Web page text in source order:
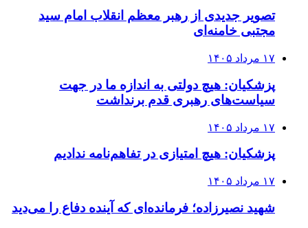
تصویر جدیدی از رهبر معظم انقلاب امام سید
مجتبی خامنه‌ای
۱۷ مرداد ۱۴۰۵
پزشکیان: هیچ دولتی به اندازه ما در جهت
سیاست‌های رهبری قدم برنداشت
۱۷ مرداد ۱۴۰۵
پزشکیان: هیچ امتیازی در تفاهم‌نامه ندادیم
۱۷ مرداد ۱۴۰۵
شهید نصیرزاده؛ فرمانده‌ای که آینده دفاع را می‌دید